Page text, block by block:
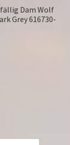
Dam Wolf
Grey 616730-